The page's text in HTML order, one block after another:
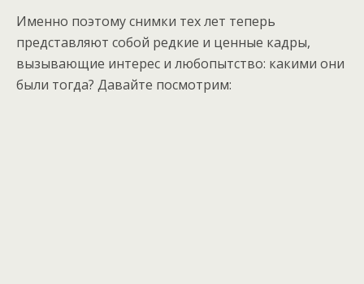
Именно поэтому снимки тех лет теперь
представляют собой редкие и ценные кадры,
вызывающие интерес и любопытство: какими они
были тогда? Давайте посмотрим: